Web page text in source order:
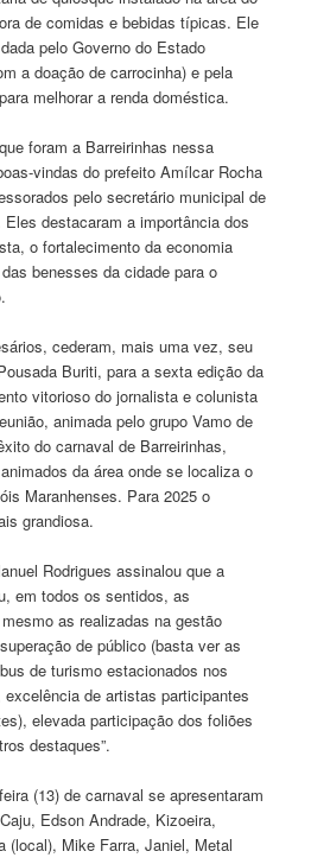
de comidas e bebidas típicas. Ele
pelo Governo do Estado
a doação de carrocinha) e pela
melhorar a renda doméstica.
foram a Barreirinhas nessa
vindas do prefeito Amílcar Rocha
pelo secretário municipal de
destacaram a importância dos
o fortalecimento da economia
benesses da cidade para o
cederam, mais uma vez, seu
Buriti, para a sexta edição da
vitorioso do jornalista e colunista
animada pelo grupo Vamo de
do carnaval de Barreirinhas,
da área onde se localiza o
Maranhenses. Para 2025 o
grandiosa.
Rodrigues assinalou que a
em todos os sentidos, as
as realizadas na gestão
de público (basta ver as
de turismo estacionados nos
de artistas participantes
elevada participação dos foliões
destaques”.
(13) de carnaval se apresentaram
Edson Andrade, Kizoeira,
(local), Mike Farra, Janiel, Metal